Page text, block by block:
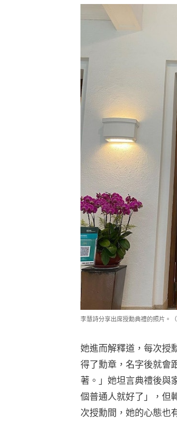
李慧詩分享出席授勳典禮的照片。
她進而解釋道，每次授
得了勳章，名字後就會
著。」她坦言典禮後與
個普通人就好了」，但
次授勳間，她的心態也